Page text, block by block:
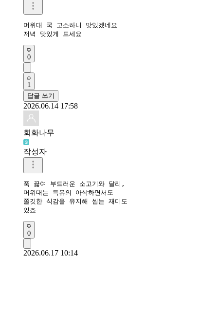
머위대 국 고소하니 맛있겠네요
저녁 맛있게 드세요
0
1
답글 쓰기
2026.06.14 17:58
회화나무
작성자
푹 끓여 부드러운 소고기와 달리,
머위대는 특유의 아삭하면서도
쫄깃한 식감을 유지해 씹는 재미도
있죠
0
2026.06.17 10:14